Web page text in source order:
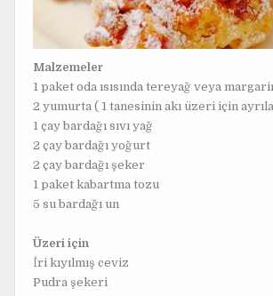
Malzemeler
1 paket oda ısısında tereyağ veya
2 yumurta ( 1 tanesinin akı üzeri için
1 çay bardağı sıvı yağ
2 çay bardağı yoğurt
2 çay bardağı şeker
1 paket kabartma tozu
5 su bardağı un
Üzeri için
İri kıyılmış ceviz
Pudra şekeri